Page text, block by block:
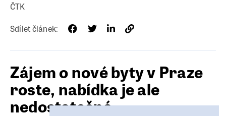
ČTK
Sdílet článek:
Zájem o nové byty v Praze
roste, nabídka je ale
nedostatečná